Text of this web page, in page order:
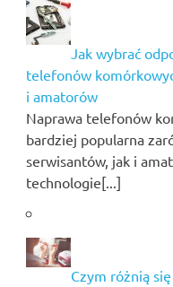
Jak wybrać
telefonów
i amatorów
Naprawa telefonów
bardziej popularna
serwisantów, jak i
technologie[...]
Czym różnią